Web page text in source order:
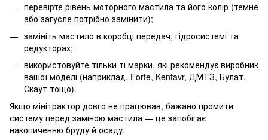
перевірте рівень моторного мастила та його колір (темне
або загусле потрібно замінити);
замініть мастило в коробці передач, гідросистемі та
редукторах;
використовуйте тільки ті марки, які рекомендує виробник
вашої моделі (наприклад, Forte, Kentavr, ДМТЗ, Булат,
Скаут тощо).
Якщо мінітрактор довго не працював, бажано промити
систему перед заміною мастила — це запобігає
накопиченню бруду й осаду.